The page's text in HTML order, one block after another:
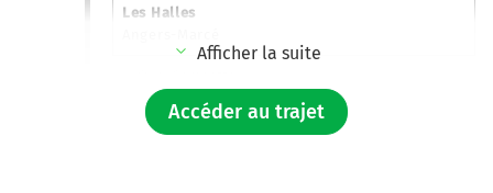
Les Halles
4,0 km
Afficher la suite
Accéder au trajet